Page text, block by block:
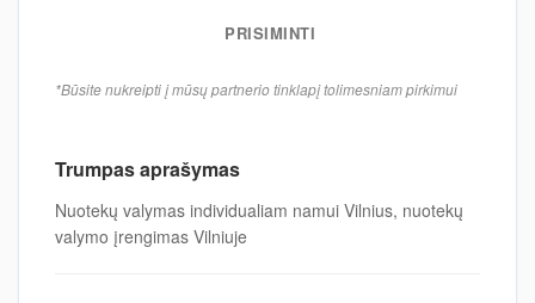
PRISIMINTI
*Būsite nukreipti į mūsų partnerio tinklapį tolimesniam pirkimui
Trumpas aprašymas
Nuotekų valymas individualiam namui Vilnius, nuotekų
valymo įrengimas Vilniuje